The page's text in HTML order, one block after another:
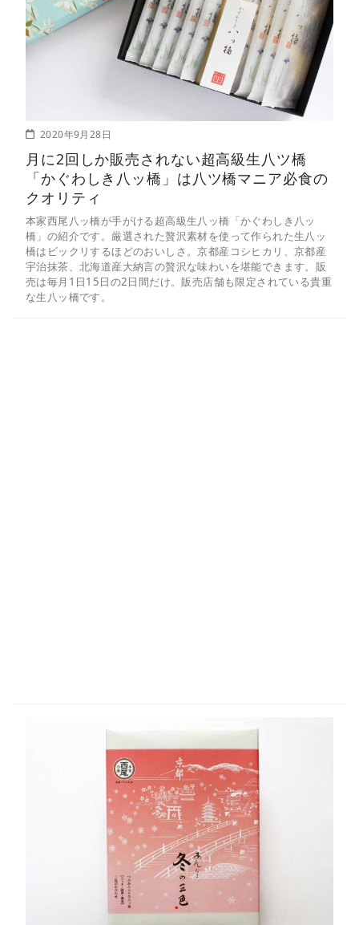
2020年9月28日
月に2回しか販売されない超高級生八ツ橋
「かぐわしき八ッ橋」は八ツ橋マニア必食の
クオリティ
本家西尾八ッ橋が手がける超高級生八ッ橋「かぐわしき八ッ
橋」の紹介です。厳選された贅沢素材を使って作られた生八ッ
橋はビックリするほどのおいしさ。京都産コシヒカリ、京都産
宇治抹茶、北海道産大納言の贅沢な味わいを堪能できます。販
売は毎月1日15日の2日間だけ。販売店舗も限定されている貴重
な生八ッ橋です。